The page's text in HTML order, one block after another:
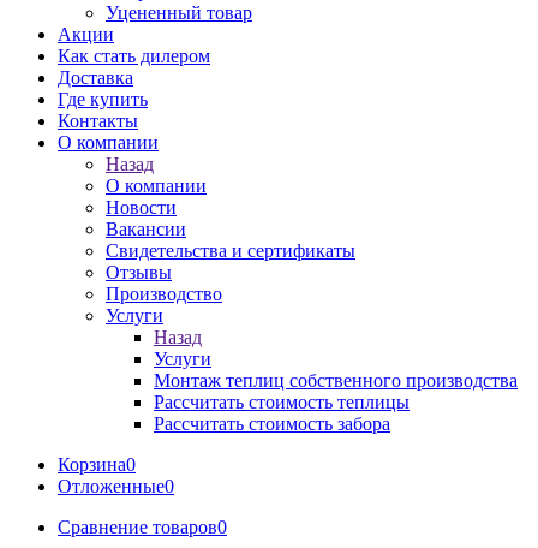
Уцененный товар
Акции
Как стать дилером
Доставка
Где купить
Контакты
О компании
Назад
О компании
Новости
Вакансии
Свидетельства и сертификаты
Отзывы
Производство
Услуги
Назад
Услуги
Монтаж теплиц собственного производства
Рассчитать стоимость теплицы
Рассчитать стоимость забора
Корзина0
Отложенные0
Сравнение товаров0